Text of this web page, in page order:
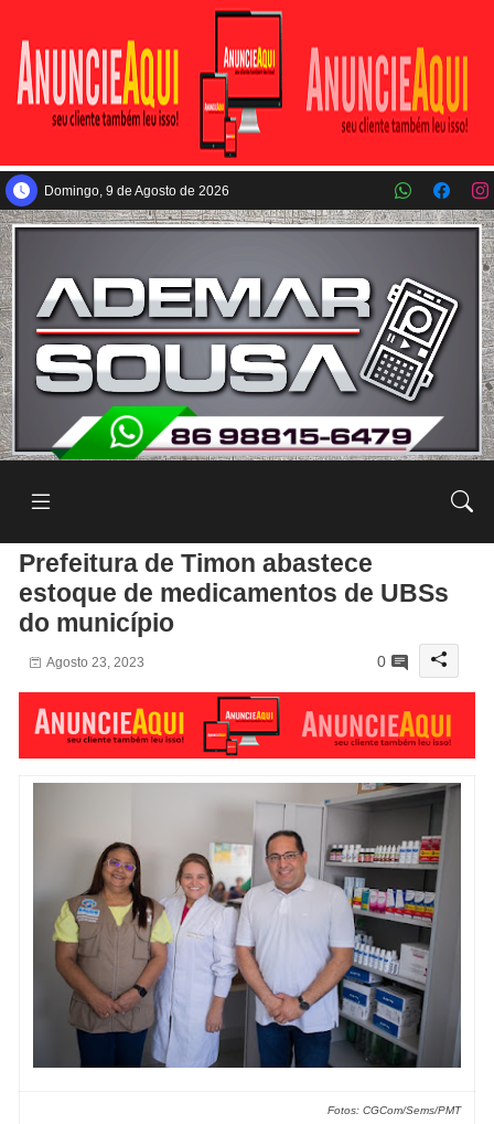
Pular para o conteúdo principal
Domingo, 9 de Agosto de 2026
Prefeitura de Timon abastece
estoque de medicamentos de UBSs
do município
Agosto 23, 2023 0
Fotos: CGCom/Sems/PMT